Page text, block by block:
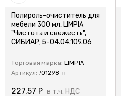
Полироль-очиститель для
мебели 300 мл, LIMPIA
"Чистота и свежесть",
СИБИАР, 5-04.04.109.06
Торговая марка: LIMPIA
Артикул: 701298-н
227,57 Р в т.ч. НДС